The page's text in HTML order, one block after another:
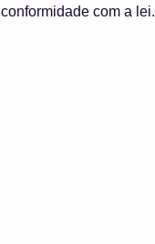
conformidade com a lei.